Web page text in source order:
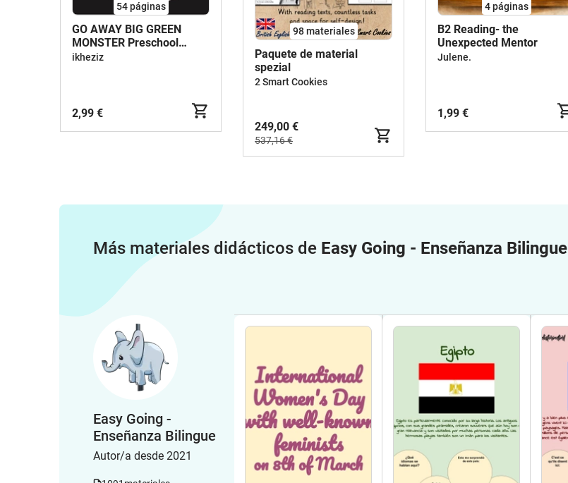
54páginas
GO AWAY BIG GREEN
MONSTER Preschool
Material
ikheziz
2,99 €
98 materiales
Paquete de material
spezial
2 Smart Cookies
249,00 €
537,16 €
4páginas
B2 Reading- the
Unexpected Mentor
Julene.
1,99 €
Más materiales didácticos de Easy Going - Enseñanza Bilingue
Easy Going -
Enseñanza Bilingue
Autor/a desde 2021